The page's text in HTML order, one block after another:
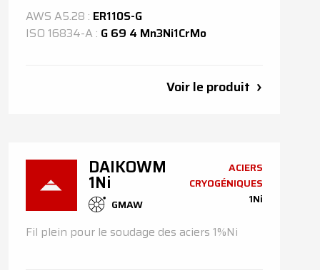
AWS A5.28 : ER110S-G
ISO 16834-A : G 69 4 Mn3Ni1CrMo
Voir le produit
DAIKOWM
1Ni
GMAW
ACIERS
CRYOGÉNIQUES
1Ni
Fil plein pour le soudage des aciers 1%Ni